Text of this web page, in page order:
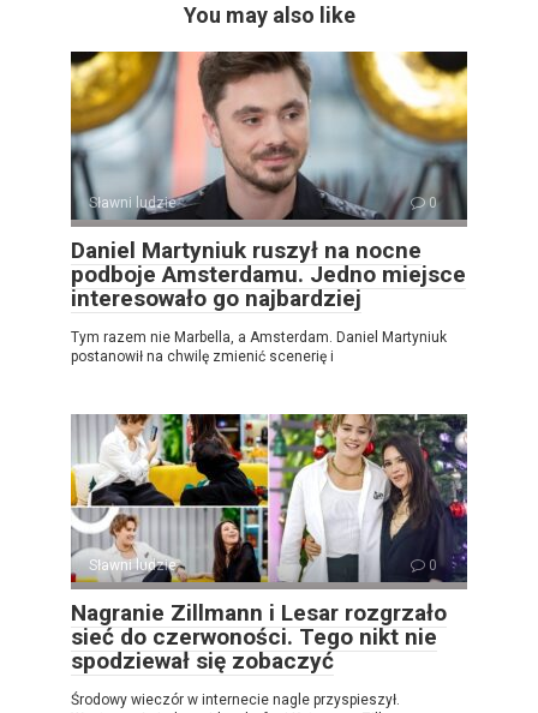
You may also like
Sławni ludzie 0
Daniel Martyniuk ruszył na nocne
podboje Amsterdamu. Jedno miejsce
interesowało go najbardziej
Tym razem nie Marbella, a Amsterdam. Daniel Martyniuk
postanowił na chwilę zmienić scenerię i
Sławni ludzie 0
Nagranie Zillmann i Lesar rozgrzało
sieć do czerwoności. Tego nikt nie
spodziewał się zobaczyć
Środowy wieczór w internecie nagle przyspieszył.